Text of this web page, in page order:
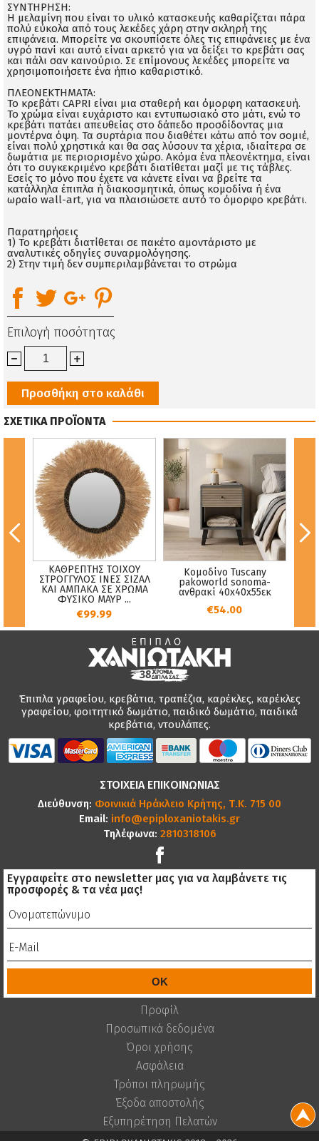
ΣΥΝΤΗΡΗΣΗ:
Η μελαμίνη που είναι το υλικό κατασκευής καθαρίζεται πάρα
πολύ εύκολα από τους λεκέδες χάρη στην σκληρή της
επιφάνεια. Μπορείτε να σκουπίσετε όλες τις επιφάνειες με ένα
υγρό πανί και αυτό είναι αρκετό για να δείξει το κρεβάτι σας
και πάλι σαν καινούριο. Σε επίμονους λεκέδες μπορείτε να
χρησιμοποιήσετε ένα ήπιο καθαριστικό.
ΠΛΕΟΝΕΚΤΗΜΑΤΑ:
Το κρεβάτι CAPRI είναι μια σταθερή και όμορφη κατασκευή.
Το χρώμα είναι ευχάριστο και εντυπωσιακό στο μάτι, ενώ το
κρεβάτι πατάει απευθείας στο δάπεδο προσδίδοντας μια
μοντέρνα όψη. Τα συρτάρια που διαθέτει κάτω από τον σομιέ,
είναι πολύ χρηστικά και θα σας λύσουν τα χέρια, ιδιαίτερα σε
δωμάτια με περιορισμένο χώρο. Ακόμα ένα πλεονέκτημα, είναι
ότι το συγκεκριμένο κρεβάτι διατίθεται μαζί με τις τάβλες.
Εσείς το μόνο που έχετε να κάνετε είναι να βρείτε τα
κατάλληλα έπιπλα ή διακοσμητικά, όπως κομοδίνα ή ένα
ωραίο wall-art, για να πλαισιώσετε αυτό το όμορφο κρεβάτι.
Παρατηρήσεις
1) Το κρεβάτι διατίθεται σε πακέτο αμοντάριστο με
αναλυτικές οδηγίες συναρμολόγησης.
2) Στην τιμή δεν συμπεριλαμβάνεται το στρώμα
Επιλογή ποσότητας
Προσθήκη στο καλάθι
ΣΧΕΤΙΚΑ ΠΡΟΪΟΝΤΑ
ΚΑΘΡΕΠΤΗΣ ΤΟΙΧΟΥ
ΣΤΡΟΓΓΥΛΟΣ ΙΝΕΣ ΣΙΖΑΛ
ΚΑΙ ΑΜΠΑΚΑ ΣΕ ΧΡΩΜΑ
ΦΥΣΙΚΟ ΜΑΥΡ ...
€99.99
Κομοδίνο Tuscany
pakoworld sonoma-
ανθρακί 40x40x55εκ
€54.00
Έπιπλα γραφείου, κρεβάτια, τραπέζια, καρέκλες, καρέκλες
γραφείου, φοιτητικό δωμάτιο, παιδικό δωμάτιο, παιδικά
κρεβάτια, ντουλάπες.
ΣΤΟΙΧΕΙΑ ΕΠΙΚΟΙΝΩΝΙΑΣ
Διεύθυνση: Φοινικιά Ηράκλειο Κρήτης, Τ.Κ. 715 00
Email: info@epiploxaniotakis.gr
Τηλέφωνα: 2810318106
Εγγραφείτε στο newsletter μας για να λαμβάνετε τις
προσφορές & τα νέα μας!
Προφίλ
Προσωπικά δεδομένα
Όροι χρήσης
Ασφάλεια
Τρόποι πληρωμής
Έξοδα αποστολής
Εξυπηρέτηση Πελατών